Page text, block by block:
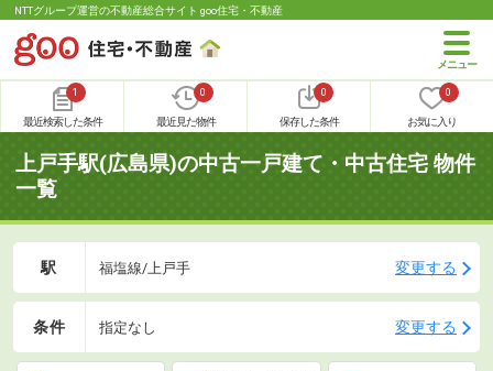
NTTグループ運営の不動産総合サイト goo住宅・不動産
1
最近検索した条件
0
最近見た物件
0
保存した条件
0
お気に入り
上戸手駅(広島県)の中古一戸建て・中古住宅 物件
一覧
駅 福塩線/上戸手 変更する
条件 指定なし 変更する